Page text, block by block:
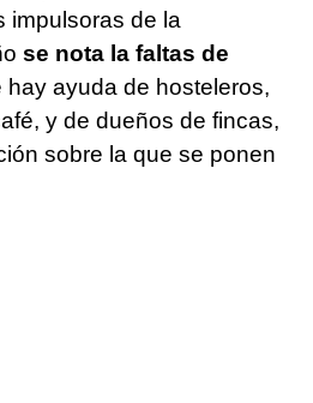
impulsoras de la
se nota la faltas de
hay ayuda de hosteleros,
y de dueños de fincas,
sobre la que se ponen